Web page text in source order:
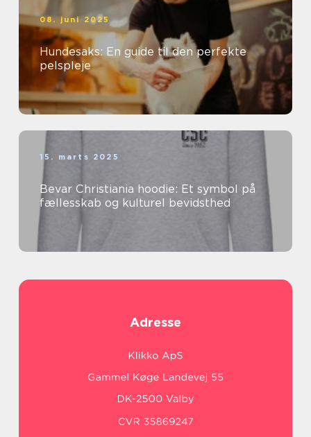
08. juni 2025
Hundesaks: En guide til den perfekte
pelspleje
15. marts 2025
Bevar Christiania hoodie: Et symbol på
fællesskab og kulturel bevidsthed
Adresse